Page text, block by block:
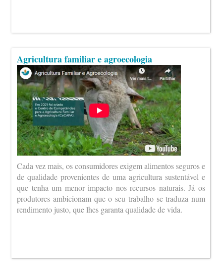
Agricultura familiar e agroecologia
Cada vez mais, os consumidores exigem alimentos seguros e
de qualidade provenientes de uma agricultura sustentável e
que tenha um menor impacto nos recursos naturais. Já os
produtores ambicionam que o seu trabalho se traduza num
rendimento justo, que lhes garanta qualidade de vida.